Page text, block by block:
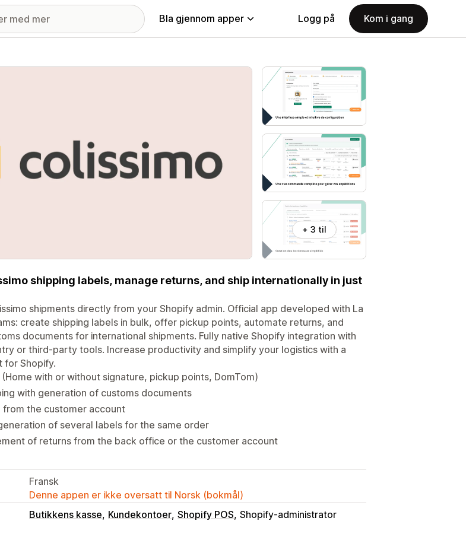
Bla gjennom apper Logg på Kom i gang
bilder
+ 3 til
shipping labels, manage returns, and ship internationally in just
shipments directly from your Shopify admin. Official app developed with La
create shipping labels in bulk, offer pickup points, automate returns, and
documents for international shipments. Fully native Shopify integration with
or third-party tools. Increase productivity and simplify your logistics with a
for Shopify.
with or without signature, pickup points, DomTom)
with generation of customs documents
from the customer account
of several labels for the same order
of returns from the back office or the customer account
Fransk
Denne appen er ikke oversatt til Norsk (bokmål)
Butikkens kasse Kundekontoer Shopify POS Shopify-administrator